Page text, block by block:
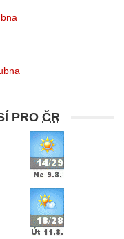
PRO ČR